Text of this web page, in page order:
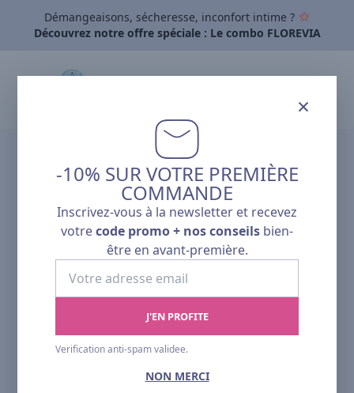
Démangeaisons, sécheresse, inconfort intime ?
Découvrez notre offre spéciale : Le combo FLOREVIA
×
-10% SUR VOTRE PREMIÈRE
COMMANDE
Inscrivez-vous à la newsletter et recevez
votrecode promo + nos conseils bien-
être en avant-première.
adresse
J'EN PROFITE
Verification anti-spam validee.
NON MERCI